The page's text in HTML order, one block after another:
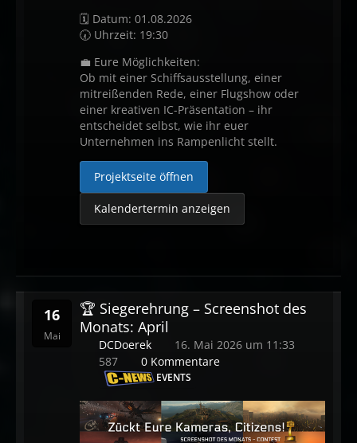
🗓 Datum: 01.08.2026
🕢 Uhrzeit: 19:30
💼 Eure Möglichkeiten:
Ob mit einer Schiffsausstellung, einer
mitreißenden Rede, einer Flugshow oder
einer kreativen IC-Präsentation – ihr
entscheidet selbst, wie ihr euer
Unternehmen ins Rampenlicht stellt.
Projektseite öffnen
Kalendertermin anzeigen
16
Mai
🏆 Siegerehrung – Screenshot des
Monats: April
DCDoerek
16. Mai 2026 um 11:33
587
0 Kommentare
EVENTS